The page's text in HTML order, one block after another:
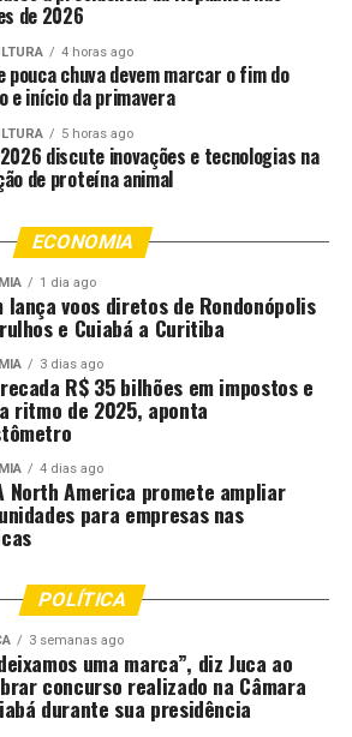
reggae
Tribo de Jah.
também, de volta
de Jazz e Blues,
Nicolas Krassik,
cantora Analu
uma revelação
por Roberto
E grandes
da música
que se faz
Um deles, o
e o baterista
formação cultural é um dos pilares
“Música é para a Vida” promove
de musicalização para crianças,
de 2026
4 horas ago
pouca chuva devem marcar o fim do
e início da primavera
5 horas ago
2026 discute inovações e tecnologias na
de proteína animal
ECONOMIA
1 dia ago
lança voos diretos de Rondonópolis
e Cuiabá a Curitiba
3 dias ago
R$ 35 bilhões em impostos e
ritmo de 2025, aponta
4 dias ago
North America promete ampliar
para empresas nas
POLÍTICA
3 semanas ago
uma marca”, diz Juca ao
concurso realizado na Câmara
durante sua presidência